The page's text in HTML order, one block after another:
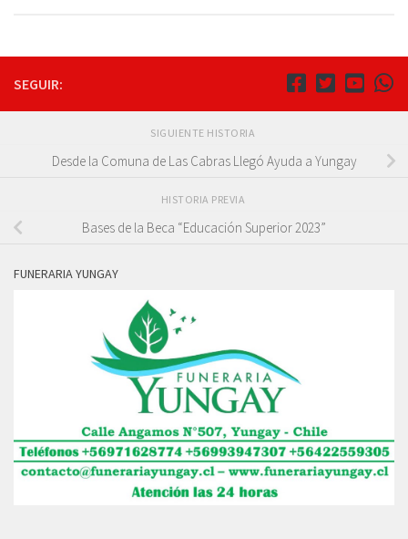
SEGUIR:
SIGUIENTE HISTORIA
Desde la Comuna de Las Cabras Llegó Ayuda a Yungay
HISTORIA PREVIA
Bases de la Beca “Educación Superior 2023”
FUNERARIA YUNGAY